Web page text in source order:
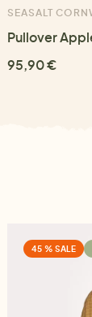
SEASALT
Pullover
95,90 €
45 % SALE